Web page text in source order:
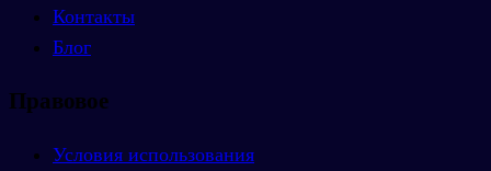
Контакты
Блог
Правовое
Условия использования